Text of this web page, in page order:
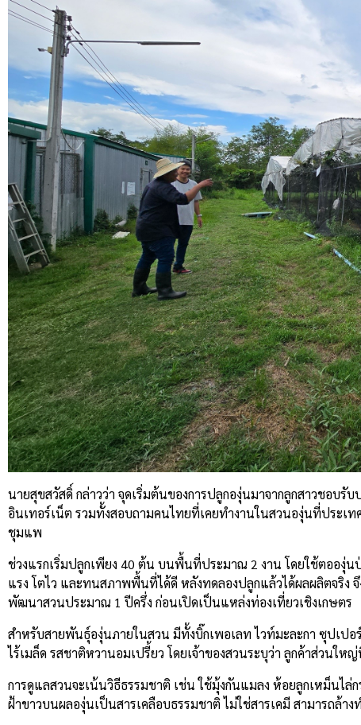
นายสุขสวัสดิ์ กล่าวว่า จุดเริ่มต้นของการปลูกองุ่นมาจากลูกสาวชอบรั
อินเทอร์เน็ต รวมทั้งสอบถามคนไทยที่เคยทำงานในสวนองุ่นที่ประ
ชุมแพ
ช่วงแรกเริ่มปลูกเพียง 40 ต้น บนพื้นที่ประมาณ 2 งาน โดยใช้ตอองุ่
แรง โตไว และทนสภาพพื้นที่ได้ดี หลังทดลองปลูกแล้วได้ผลผลิตจริง
พัฒนาสวนประมาณ 1 ปีครึ่ง ก่อนเปิดเป็นแหล่งท่องเที่ยวเชิงเกษตร
สำหรับสายพันธุ์องุ่นภายในสวน มีทั้งบิ๊กเพอเลท ไวท์มะละกา ซุปเป
ไร้เมล็ด รสชาติหวานอมเปรี้ยว โดยเจ้าของสวนระบุว่า ลูกค้าส่วนใ
การดูแลสวนจะเน้นวิธีธรรมชาติ เช่น ใช้มุ้งกันแมลง ห้อยลูกเหม็นไ
ฝ้าขาวบนผลองุ่นเป็นสารเคลือบธรรมชาติ ไม่ใช่สารเคมี สามารถล้า